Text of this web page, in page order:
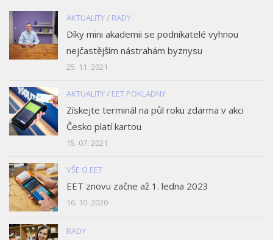
AKTUALITY / RADY
Díky mini akademii se podnikatelé vyhnou
nejčastějším nástrahám byznysu
25. 11. 2021
AKTUALITY / EET POKLADNY
Získejte terminál na půl roku zdarma v akci
Česko platí kartou
15. 07. 2021
VŠE O EET
EET znovu začne až 1. ledna 2023
16. 10. 2020
RADY